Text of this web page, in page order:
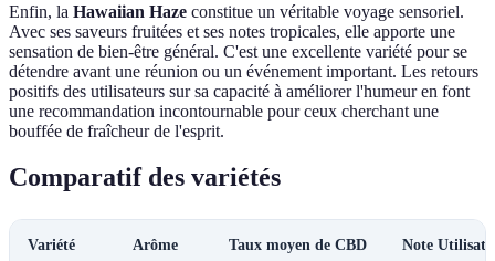
Enfin, la Hawaiian Haze constitue un véritable voyage sensoriel.
Avec ses saveurs fruitées et ses notes tropicales, elle apporte une
sensation de bien-être général. C'est une excellente variété pour se
détendre avant une réunion ou un événement important. Les retours
positifs des utilisateurs sur sa capacité à améliorer l'humeur en font
une recommandation incontournable pour ceux cherchant une
bouffée de fraîcheur de l'esprit.
Comparatif des variétés
Variété Arôme Taux moyen de CBD Note